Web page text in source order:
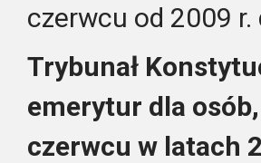
czerwcu od 2009 r.
Trybunał
emerytur dla
czerwcu w latach